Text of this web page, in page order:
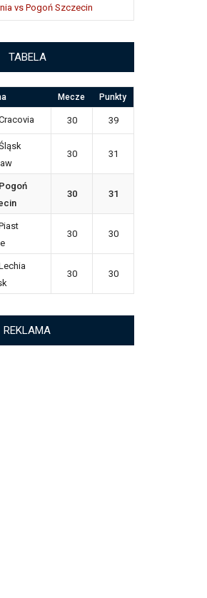
vs Pogoń Szczecin
TABELA
Mecze Punkty
30 39
30 31
Pogoń
30 31
30 30
30 30
REKLAMA